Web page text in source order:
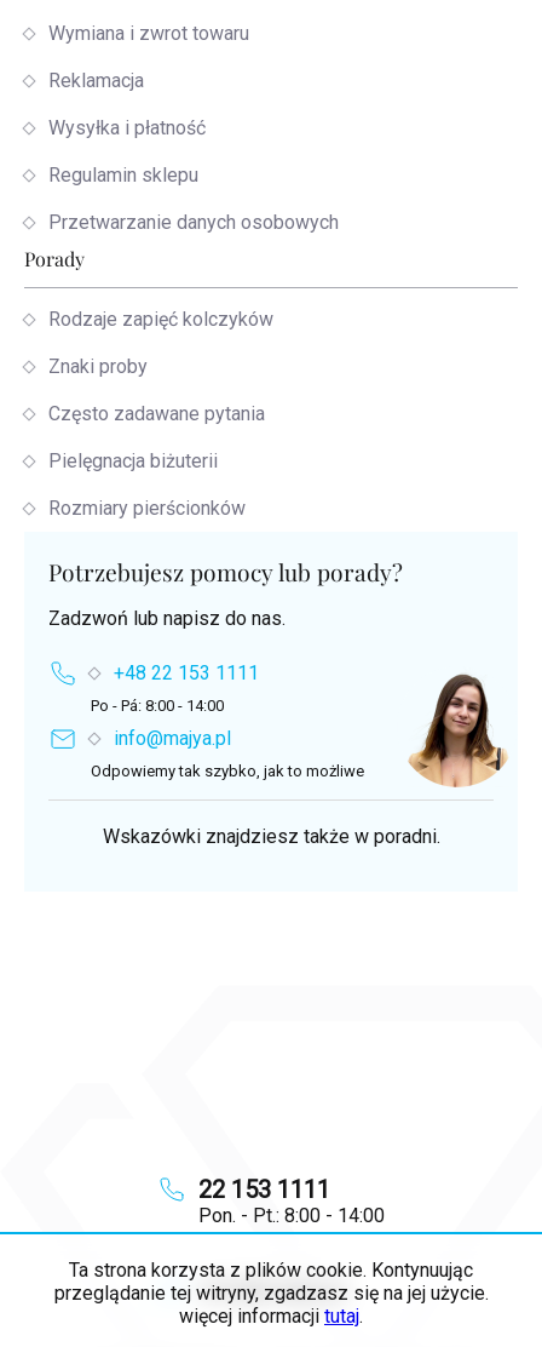
Ta strona korzysta z plików cookie. Kontynuując
przeglądanie tej witryny, zgadzasz się na jej użycie.
więcej informacji tutaj.
info@ majya.pl
22 153 1111
Pon. - Pt.: 8:00 - 14:00
Wymiana i zwrot towaru
Reklamacja
Wysyłka i płatność
Regulamin sklepu
Przetwarzanie danych osobowych
Porady
Rodzaje zapięć kolczyków
Znaki proby
Często zadawane pytania
Pielęgnacja biżuterii
Rozmiary pierścionków
Potrzebujesz pomocy lub porady?
Zadzwoń lub napisz do nas.
+48 22 153 1111
Po - Pá: 8:00 - 14:00
info@majya.pl
Odpowiemy tak szybko, jak to możliwe
Wskazówki znajdziesz także w poradni.